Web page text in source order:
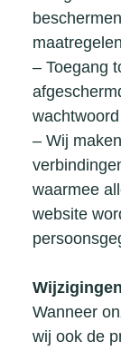
– Toegang
wachtwoord
– Wij
waarmee
website
Wanneer
wij ook de